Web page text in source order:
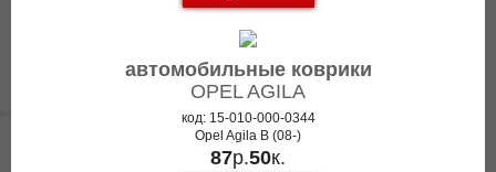
автомобильные коврики
OPEL AGILA
код: 15-010-000-0344
Opel Agila B (08-)
87р.50к.